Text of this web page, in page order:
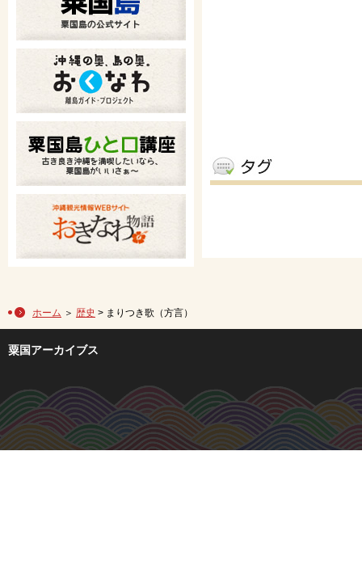
ホーム ＞ 歴史 > まりつき歌（方言）
粟国アーカイブス